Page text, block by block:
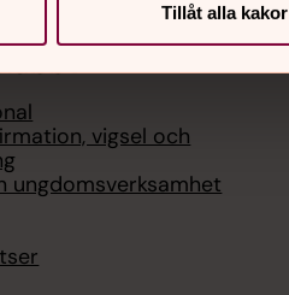
Tillåt alla kakor
vigsel och
ungdomsverksamhet